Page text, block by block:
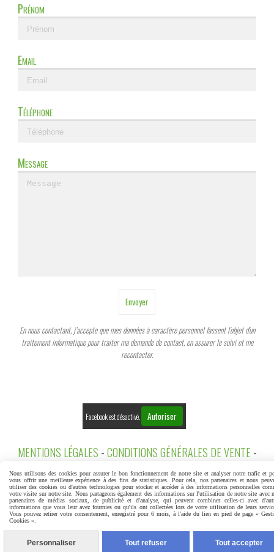
Prénom
Email
Téléphone
Message
Envoyer
En nous contactant, j’accepte que mes données à caractère personnel fassent l'objet d'un
traitement informatique pour traiter ma demande de contact, en assurer le suivi et me
recontacter.
Facebook est désactivé. Autoriser
MENTIONS LÉGALES CONDITIONS GÉNÉRALES DE VENTE
GESTION COOKIES MON COMPTE
Nous utilisons des cookies pour assurer le bon fonctionnement de notre site et analyser notre trafic et
vous offrir une meilleure expérience à des fins de statistiques. Pour cela, nos partenaires et nous
utiliser des cookies ou d'autres technologies pour stocker et accéder à des informations personnelles
votre visite sur notre site. Nous partageons également des informations sur l'utilisation de notre site avec
partenaires de médias sociaux, de publicité et d'analyse, qui peuvent combiner celles-ci avec
informations que vous leur avez fournies ou qu'ils ont collectées lors de votre utilisation de leurs
Vous pouvez retirer votre consentement, enregistré pour 6 mois, à l'aide du lien en pied de page «
Cookies ».
Personnaliser Tout refuser Tout accepter